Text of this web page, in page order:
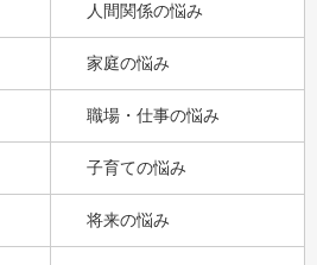
人間関係の悩み
家庭の悩み
職場・仕事の悩み
子育ての悩み
将来の悩み